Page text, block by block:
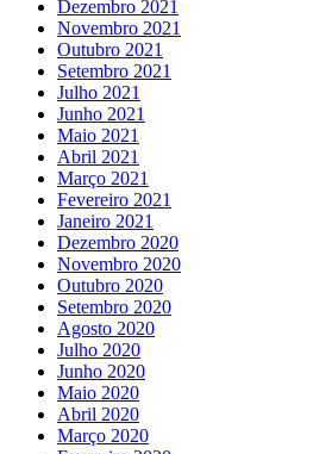
Dezembro 2021
Novembro 2021
Outubro 2021
Setembro 2021
Julho 2021
Junho 2021
Maio 2021
Abril 2021
Março 2021
Fevereiro 2021
Janeiro 2021
Dezembro 2020
Novembro 2020
Outubro 2020
Setembro 2020
Agosto 2020
Julho 2020
Junho 2020
Maio 2020
Abril 2020
Março 2020